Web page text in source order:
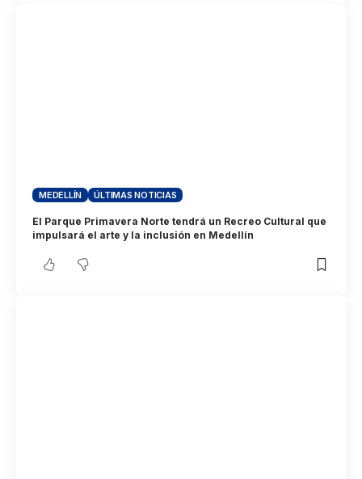
MEDELLÍN ÚLTIMAS NOTICIAS
El Parque Primavera Norte tendrá un Recreo Cultural que
impulsará el arte y la inclusión en Medellín